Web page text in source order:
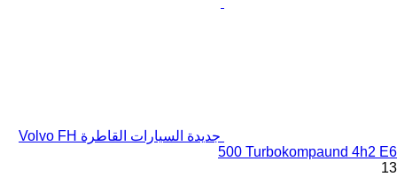
جديدة السيارات القاطرة Volvo FH
500 Turbokompaund 4h2 E6
13